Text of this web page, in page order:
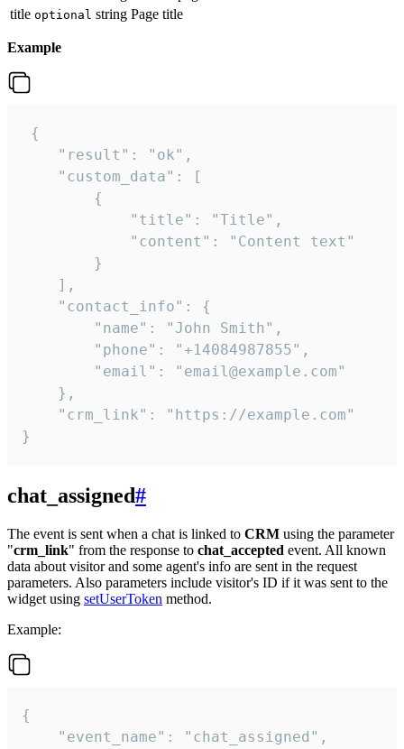
title optional string Page title
Example
{
    "result": "ok",
    "custom_data": [
        {
            "title": "Title",
            "content": "Content text"
        }
    ],
    "contact_info": {
        "name": "John Smith",
        "phone": "+14084987855",
        "email": "email@example.com"
    },
    "crm_link": "https://example.com"
}
chat_assigned#
The event is sent when a chat is linked to CRM using the parameter
"crm_link" from the response to chat_accepted event. All known
data about visitor and some agent's info are sent in the request
parameters. Also parameters include visitor's ID if it was sent to the
widget using setUserToken method.
Example:
{
    "event_name": "chat_assigned",